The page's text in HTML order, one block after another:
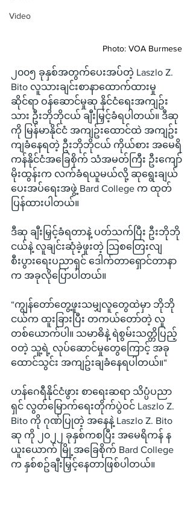
Video
Photo: VOA Burmese
၂၀၀၅ ခုနှစ်အတွက်ပေးအပ်တဲ့ Laszlo Z.
Bito လူသားချင်းစာနာထောက်ထားမှု
ဆိုင်ရာ ဝန်ဆောင်မှုဆု နိုင်ငံရေးအကျဥ်း
သား ဦးဘိုဘိုငယ် ချီးမြှင့်ခံရပါတယ်။ ဒီဆု
ကို မြန်မာနိုင်ငံ အကျဥ်းထောင်ထဲ အကျဥ်း
ကျခံနေရတဲ့ ဦးဘိုဘိုငယ် ကိုယ်စား အမေရိ
ကန်နိုင်ငံအခြေစိုက် သံအမတ်ကြီး ဦးကျော်
မိုးထွန်းက လက်ခံရယူမယ်လို့ ဆုရွေးချယ်
ပေးအပ်ရေးအဖွဲ့ Bard College က ထုတ်
ပြန်ထားပါတယ်။
ဒီဆု ချီးမြှင့်ခံရတာနဲ့ ပတ်သက်ပြီး ဦးဘိုဘို
ငယ်နဲ့ လူချင်းဆုံခဲ့ဖူးတဲ့ သြစတြေးလျ
စီးပွားရေးပညာရှင် ဒေါက်တာရှောင်တာနာ
က အခုလိုပြောပါတယ်။
“ကျွန်တော်တွေ့ဖူးသမျှလူတွေထဲမှာ ဘိုဘို
ငယ်က ထူးခြားပြီး တကယ်တော်တဲ့ လူ
တစ်ယောက်ပါ။ သမာဓိနဲ့ ရဲစွမ်းသတ္တိပြည့်
ဝတဲ့ သူ့ရဲ့ လုပ်ဆောင်မှုတွေကြောင့် အခု
ထောင်သွင်း အကျဥ်းချခံနေရပါတယ်။“
ဟန်ဂေရီနိုင်ငံဖွား စာရေးဆရာ သိပ္ပံပညာ
ရှင် လွတ်မြောက်ရေးတိုက်ပွဲဝင် Laszlo Z.
Bito ကို ဂုဏ်ပြုတဲ့ အနေနဲ့ Laszlo Z. Bito
ဆု ကို ၂၀၂၂ ခုနှစ်ကစပြီး အမေရိကန် န
ယူးယောက် မြို့အခြေစိုက် Bard College
က နှစ်စဥ်ချီးမြှင့်နေတာဖြစ်ပါတယ်။